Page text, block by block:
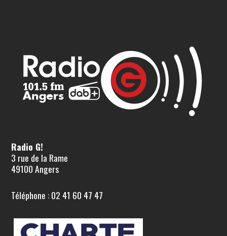
Radio G!
3 rue de la Rame
49100 Angers
Téléphone : 02 41 60 47 47